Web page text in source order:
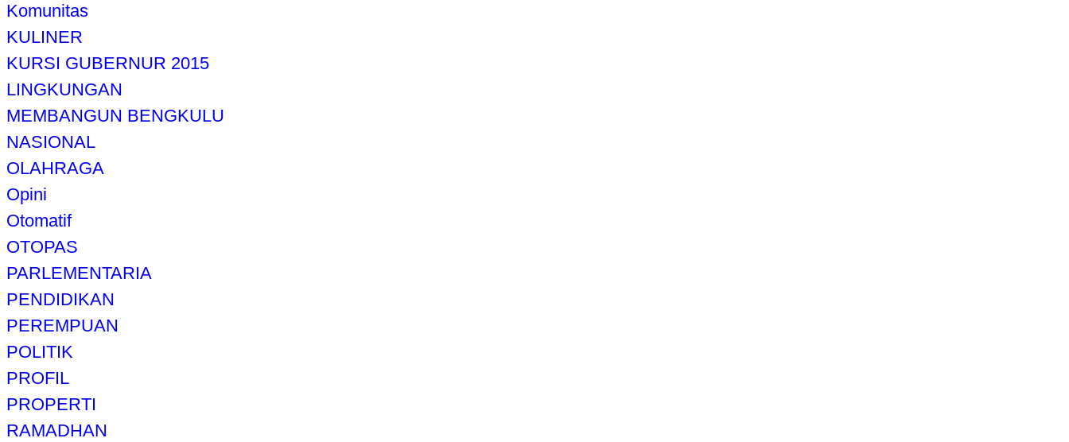
Komunitas
KULINER
KURSI GUBERNUR 2015
LINGKUNGAN
MEMBANGUN BENGKULU
NASIONAL
OLAHRAGA
Opini
Otomatif
OTOPAS
PARLEMENTARIA
PENDIDIKAN
PEREMPUAN
POLITIK
PROFIL
PROPERTI
RAMADHAN